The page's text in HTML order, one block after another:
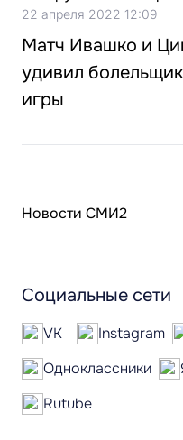
22 апреля 2022 12:09
Матч Ивашко и
удивил
игры
Новости СМИ2
Социальные сети
VK Instagram
Одноклассники
Rutube